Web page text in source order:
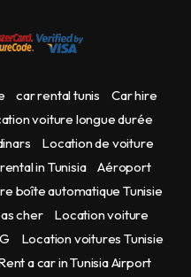
car rental tunis
Car hire
voiture longue durée
Location de voiture
in Tunisia
Aéroport
boîte automatique Tunisie
cher
Location voiture
Location voitures Tunisie
a car in Tunisia Airport